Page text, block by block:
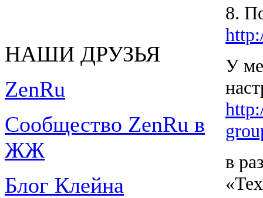
НАШИ ДРУЗЬЯ
ZenRu
Сообщество ZenRu в
ЖЖ
Блог Клейна
8.
У
в